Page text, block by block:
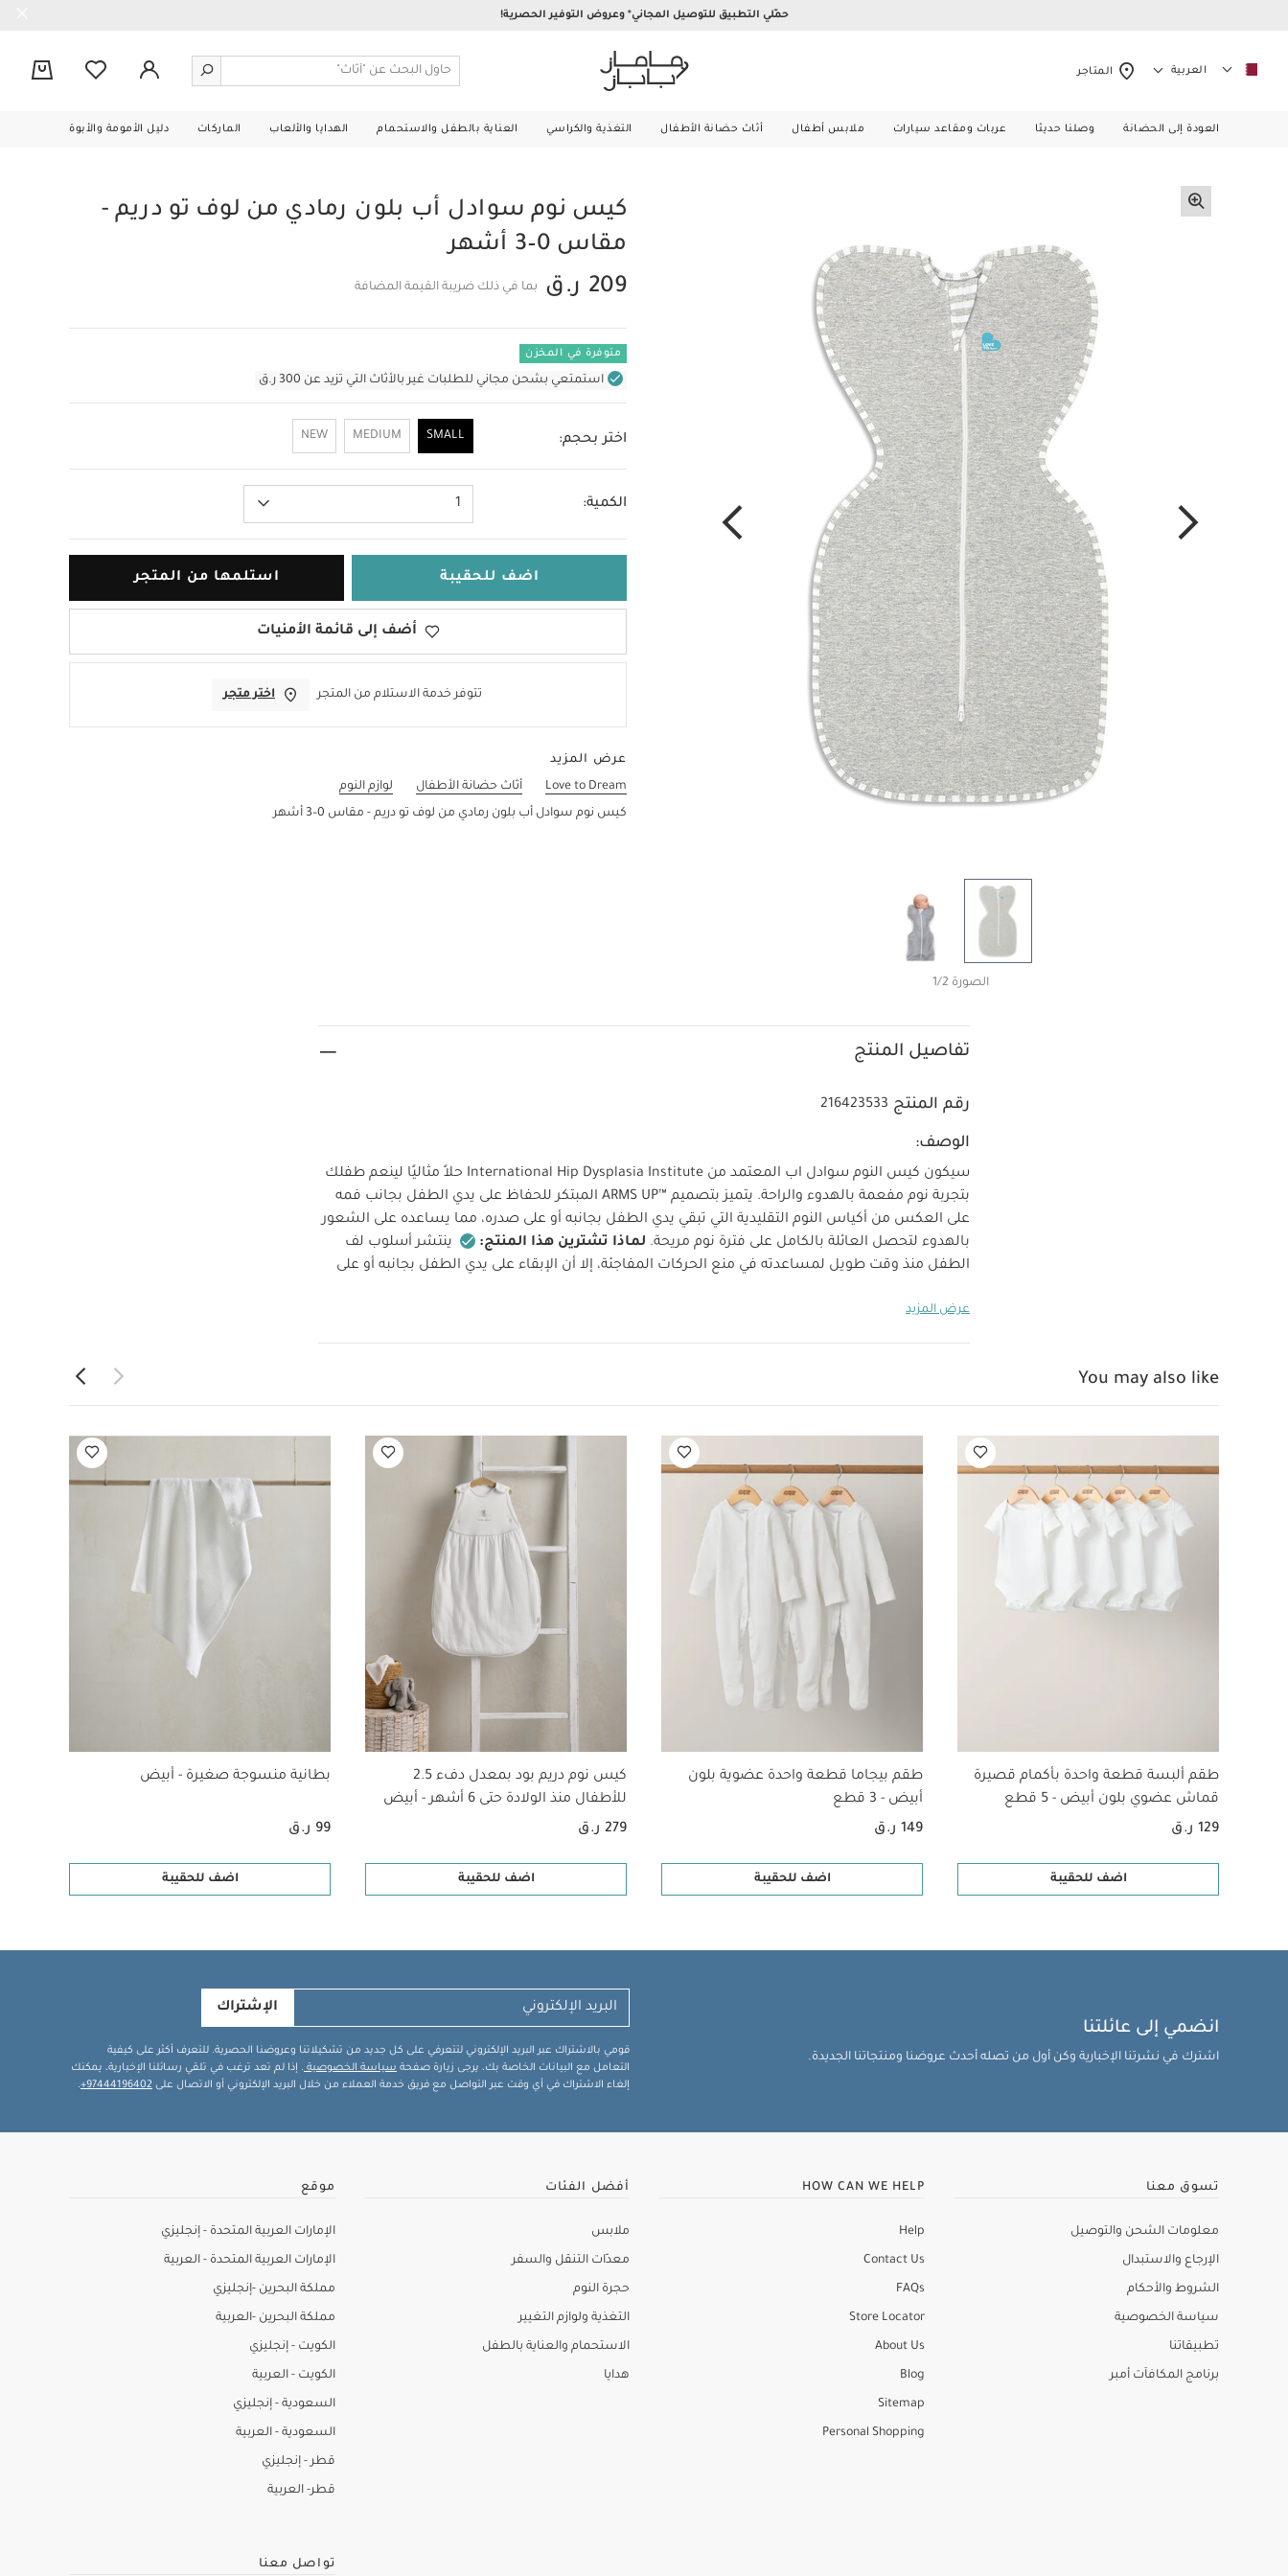
حمّلي التطبيق للتوصيل المجاني* وعروض التوفير الحصرية!
العربية المتاجر
العودة إلى الحضانة وصلنا حديثا عربات ومقاعد سيارات ملابس أطفال أثاث حضانة الأطفال التغذية والكراسي العناية بالطفل والاستحمام الهدايا والألعاب الماركات دليل الأمومة والأبوة
الصورة 1/2
كيس نوم سوادل أب بلون رمادي من لوف تو دريم -
مقاس 0–3 أشهر
209 ر.ق
بما في ذلك ضريبة القيمة المضافة
متوفرة في المخزن
استمتعي بشحن مجاني للطلبات غير بالأثاث التي تزيد عن 300 ر.ق
اختر بحجم: SMALL
MEDIUM
NEW
الكمية: 1
اضف للحقيبة استلمها من المتجر
أضف إلى قائمة الأمنيات
تتوفر خدمة الاستلام من المتجر اختر متجر
عرض المزيد
Love to Dream
أثاث حضانة الأطفال
لوازم النوم
كيس نوم سوادل أب بلون رمادي من لوف تو دريم - مقاس 0–3 أشهر
تفاصيل المنتج
رقم المنتج 216423533
الوصف:
سيكون كيس النوم سوادل اب المعتمد من International Hip Dysplasia Institute حلاً مثاليًا لينعم طفلك
بتجربة نوم مفعمة بالهدوء والراحة. يتميز بتصميم ARMS UP™‎ المبتكر للحفاظ على يدي الطفل بجانب فمه
على العكس من أكياس النوم التقليدية التي تبقي يدي الطفل بجانبه أو على صدره، مما يساعده على الشعور
بالهدوء لتحصل العائلة بالكامل على فترة نوم مريحة. لماذا تشترين هذا المنتج:
ينتشر أسلوب لف
الطفل منذ وقت طويل لمساعدته في منع الحركات المفاجئة، إلا أن الإبقاء على يدي الطفل بجانبه أو على
كيس النوم سوادل اب بجوانب على شكل أجنحة مبتكرة لمساعدة الطفل على النوم مع الحفاظ على يديه في
قماش مطاطي من الأربع اتجاهات ليمنح الطفل شعورًا بالراحة والأمان يحاكي شعوره في رحم الأم
خصائص المنتج
خالي من المواد الكيميائية الضارة أو المضادة للحريق
قماش بامبو مسامي فائق
معدل دفء 1.0 مناسب لدرجات حرارة الغرفة بين 20 و24 درجة
طبقة واحدة من القماش
لتقليل خطر تعرضه لارتفاع الحرارة
تصميم معتمد يتيح تمدد الأرداف والأقدام بالشكل الموصى به لدعم
سحّاب مزدوج لسهولة التغيير
لا يحتوي على طبقات إضافية يمكن للطفل التخلص
منها أثناء النوم
متوفر بثلاثة مقاسات: حديثي الولادة، صغير، متوسط الخامات:
(مصنوع من البامبو)
مواصفات المنتج: مناسب إلى/مقاس
وزن الطفل (كغم) عمر الطفل (شهر)
أقصى ارتفاع للطفل (سم)
تعليمات العناية/الإرشادات: يغسل قبل أول استخدام
يغلق السحّاب قبل الغسل
غسل لطيف في الغسالة بالماء الدافئ داخل كيس غسيل مع ألوان مماثلة
يعاد إلى شكله الطبيعي
بعد الغسل وقبل التجفيف
تجفيف على درجة حرارة منخفضة
أكثر على الوجه الداخلي في الدورة الثانية للتجفيف سريعًا
كيّ على درجة حرارة متوسطة عند الحاجة
تجنبي النقع أو استخدام المبيضات أو كيّ السحّاب أو التنظيف الجاف
قد يعجبك أيضاً:طقم ألبسة قطعة واحدة بأكمام قصيرة قماش عضوي بلون أبيض - 5 قطع
طقم بيجاما قطعة واحدة
عضوية بلون أبيض - 3 قطع
كيس نوم دريم بود بمعدل دفء 2.5 للأطفال منذ الولادة حتى 6 أشهر - أبيض
بطانية منسوجة
صغيرة - أبيض
كرسي هزاز بالانس سوفت من بيبي بيورن
عرض المزيد
You may also like
طقم ألبسة قطعة واحدة بأكمام قصيرة
قماش عضوي بلون أبيض - 5 قطع
129 ر.ق
اضف للحقيبة
طقم بيجاما قطعة واحدة عضوية بلون
أبيض - 3 قطع
149 ر.ق
اضف للحقيبة
كيس نوم دريم بود بمعدل دفء 2.5
للأطفال منذ الولادة حتى 6 أشهر - أبيض
279 ر.ق
اضف للحقيبة
بطانية منسوجة صغيرة - أبيض
99 ر.ق
اضف للحقيبة
انضمي إلى عائلتنا
اشترك في نشرتنا الإخبارية وكن أول من تصله أحدث عروضنا ومنتجاتنا الجديدة.
الإشتراك
قومي بالاشتراك عبر البريد الإلكتروني لتتعرفي على كل جديد من تشكيلاتنا وعروضنا الحصرية. للتعرف أكثر على كيفية
التعامل مع البيانات الخاصة بك، يرجى زيارة صفحة سياسة الخصوصية . إذا لم تعد ترغب في تلقي رسائلنا الإخبارية، يمكنك
إلغاء الاشتراك في أي وقت عبر التواصل مع فريق خدمة العملاء من خلال البريد الإلكتروني أو الاتصال على 97444196402+
.
تسوق معنا
معلومات الشحن والتوصيل
الإرجاع والاستبدال
الشروط والأحكام
سياسة الخصوصية
تطبيقاتنا
برنامج المكافآت أمبر
HOW CAN WE HELP
Help
Contact Us
FAQs
Store Locator
About Us
Blog
Sitemap
Personal Shopping
أفضل الفئات
ملابس
معدّات التنقل والسفر
حجرة النوم
التغذية ولوازم التغيير
الاستحمام والعناية بالطفل
هدايا
موقع
الإمارات العربية المتحدة - إنجليزي
الإمارات العربية المتحدة - العربية
مملكة البحرين -إنجليزي
مملكة البحرين -العربية
الكويت - إنجليزي
الكويت - العربية
السعودية - إنجليزي
السعودية - العربية
قطر - إنجليزي
قطر- العربية
تواصل معنا